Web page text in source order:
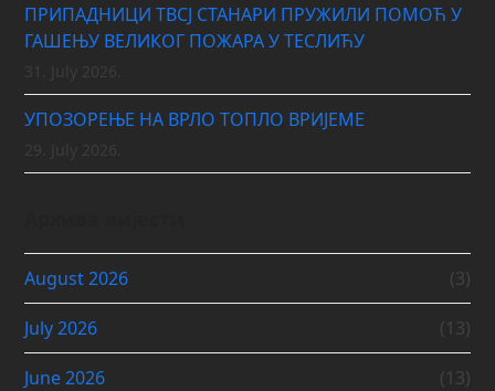
ПРИПАДНИЦИ ТВСЈ СТАНАРИ ПРУЖИЛИ ПОМОЋ У
ГАШЕЊУ ВЕЛИКОГ ПОЖАРА У ТЕСЛИЋУ
УПОЗОРЕЊЕ НА ВРЛО ТОПЛО ВРИЈЕМЕ
August 2026 (3)
July 2026 (13)
June 2026 (13)